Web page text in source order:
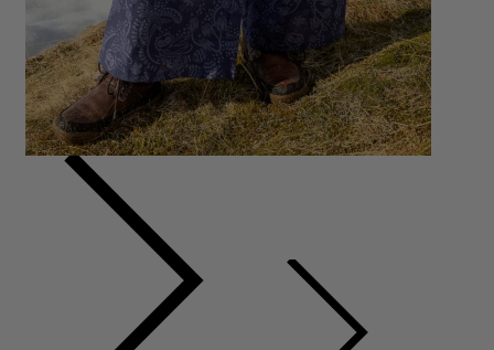
Des carreaux à foison
À pois
Vêtements bio
Un design suédois
Robes en jersey
Vêtements bohèmes
Des vêtements pour les soirées fraîches
Vêtements à motif
Maillots de bain et vêtements de plage
Vêtements de fête